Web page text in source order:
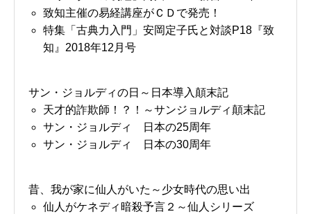
致知主催の易経講座がＣＤで発売！
特集「古典力入門」安岡定子氏と対談P18『致
知』2018年12月号
サン・ジョルディの日～日本導入顛末記
天才的詐欺師！？！～サンジョルディ顛末記
サン・ジョルディ 日本の25周年
サン・ジョルディ 日本の30周年
昔、我が家に仙人がいた～少女時代の思い出
仙人がケネディ暗殺予言２～仙人シリーズ